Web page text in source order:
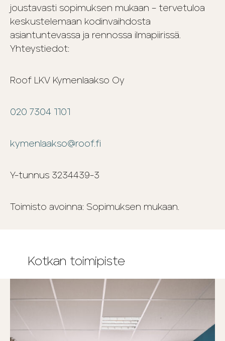
joustavasti sopimuksen mukaan – tervetuloa
keskustelemaan kodinvaihdosta
asiantuntevassa ja rennossa ilmapiirissä.
Yhteystiedot:
Roof LKV Kymenlaakso Oy
020 7304 1101
kymenlaakso@roof.fi
Y-tunnus 3234439-3
Toimisto avoinna: Sopimuksen mukaan.
Kotkan toimipiste